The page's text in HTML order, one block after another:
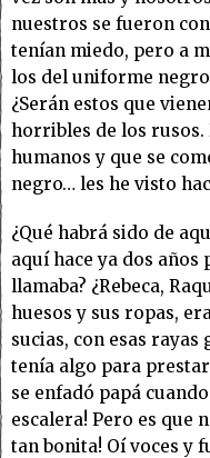
nuestros se fueron
tenían miedo, pero a
los del uniforme
¿Serán estos que
horribles de los rusos.
humanos y que se
negro… les he visto
¿Qué habrá sido de
aquí hace ya dos años
llamaba? ¿Rebeca,
huesos y sus ropas,
sucias, con esas
tenía algo para
se enfadó papá
escalera! Pero es que
tan bonita! Oí voces y